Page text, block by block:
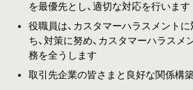
を最優先とし、適切な対応を行います
役職員は、カスタマーハラスメント
ち、対策に努め、カスタマーハラス
務を全うします
取引先企業の皆さまと良好な関係構